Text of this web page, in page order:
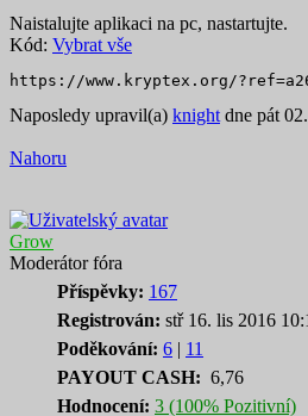
Naistalujte aplikaci na pc, nastartujte.
Kód: Vybrat vše
https://www.kryptex.org/
Naposledy upravil(a) knight dne pát
Nahoru
Grow
Moderátor fóra
Příspěvky: 167
Registrován: stř 16. lis 2016
Poděkování: 6 | 11
PAYOUT CASH: 6,76
Hodnocení: 3 (100% Pozitivní)